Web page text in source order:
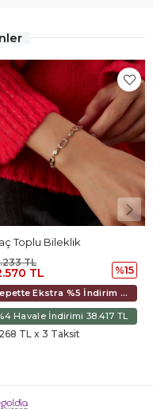
45.326 TL
53.484 TL
%15
%4 Havale İndirimi 40.903 TL
16.257 TL x 3 Taksit